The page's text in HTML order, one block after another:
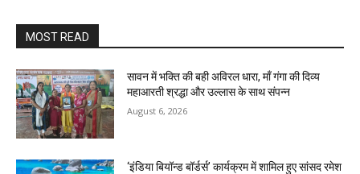
MOST READ
सावन में भक्ति की बही अविरल धारा, माँ गंगा की दिव्य
महाआरती श्रद्धा और उल्लास के साथ संपन्न
August 6, 2026
‘इंडिया बियॉन्ड बॉर्डर्स’ कार्यक्रम में शामिल हुए सांसद रमेश